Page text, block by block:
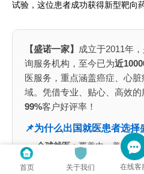
试验，这位患者成功获得新型靶向
【盛诺一家】
成立于2011年
询服务机构，至今已为近
医服务，重点涵盖癌症、心
域。凭借专业、贴心、高效
99%客户好评率！
📌为什么出国就医患者选择
全球就医：覆盖中、美、英
限于单一国家医疗资源、规
首页 关于我们 在线客